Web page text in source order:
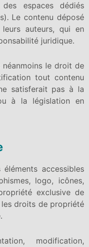
espaces dédiés
Le contenu déposé
auteurs, qui en
juridique.
le droit de
tout contenu
satisferait pas à la
à la législation en
accessibles
logo, icônes,
exclusive de
droits de propriété
modification,